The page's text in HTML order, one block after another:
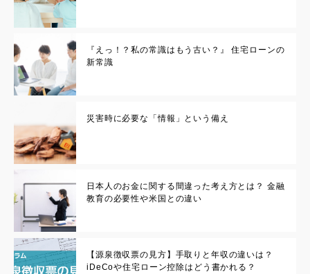
『えっ！？私の常識はもう古い？』 住宅ローンの
新常識
災害時に必要な「情報」という備え
日本人のお金に関する間違った考え方とは？ 金融
教育の必要性や米国との違い
【源泉徴収票の見方】手取りと年収の違いは？
iDeCoや住宅ローン控除はどう書かれる？